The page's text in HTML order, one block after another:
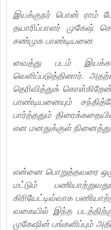
இயக்குநர் பொன் ராம்
தயாரிப்பாளர் முகேஷ்
சண்முக பாண்டியனை
வைத்து படம்
வெளிப்படுத்தினார்.
தெரிவித்துக்
பாண்டியனையும்
பார்த்ததும்
என மனதுக்குள்
என்னை பொறுத்தவரை ஒரு
மட்டும்
கிரியேட்டிவ்வாக
வகையில் இந்த
முகேஷின் பங்களிப்பும்